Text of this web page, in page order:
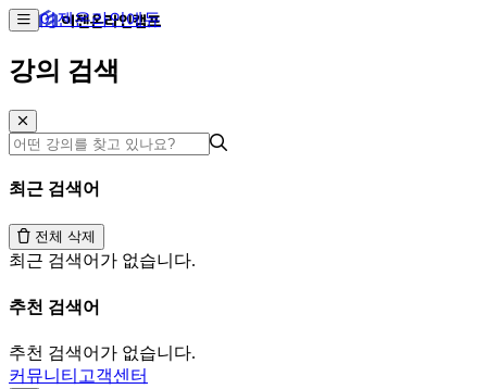
이젠온라인에듀
강의 검색
최근 검색어
전체 삭제
최근 검색어가 없습니다.
추천 검색어
추천 검색어가 없습니다.
커뮤니티 고객센터